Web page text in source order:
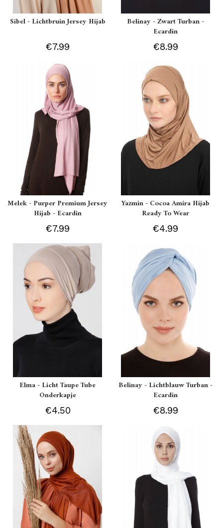
Sibel - Lichtbruin Jersey Hijab
€7.99
Belinay - Zwart Turban -
Ecardin
€8.99
Melek - Purper Premium Jersey
Hijab - Ecardin
€7.99
Yazmin - Cocoa Amira Hijab
Ready To Wear
€4.99
Elma - Licht Taupe Tube
Onderkapje
€4.50
Belinay - Lichtblauw Turban -
Ecardin
€8.99